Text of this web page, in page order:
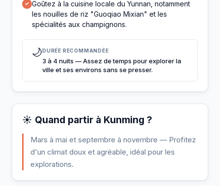
✓ Goûtez à la cuisine locale du Yunnan, notamment
les nouilles de riz "Guoqiao Mixian" et les
spécialités aux champignons.
🌙DURÉE RECOMMANDÉE
3 à 4 nuits — Assez de temps pour explorer la
ville et ses environs sans se presser.
☀️ Quand partir à Kunming ?
Mars à mai et septembre à novembre — Profitez
d'un climat doux et agréable, idéal pour les
explorations.